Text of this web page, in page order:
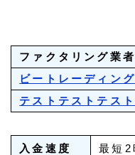
ファクタリング業者
ビートレーディング
テストテストテス
入金速度 最短2